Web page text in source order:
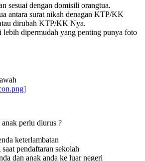
sesuai dengan domisili orangtua.
antara surat nikah denagan KTP/KK
dirubah KTP/KK Nya.
lebih dipermudah yang penting punya foto
perlu diurus ?
keterlambatan
pendaftaran sekolah
dan anak anda ke luar negeri